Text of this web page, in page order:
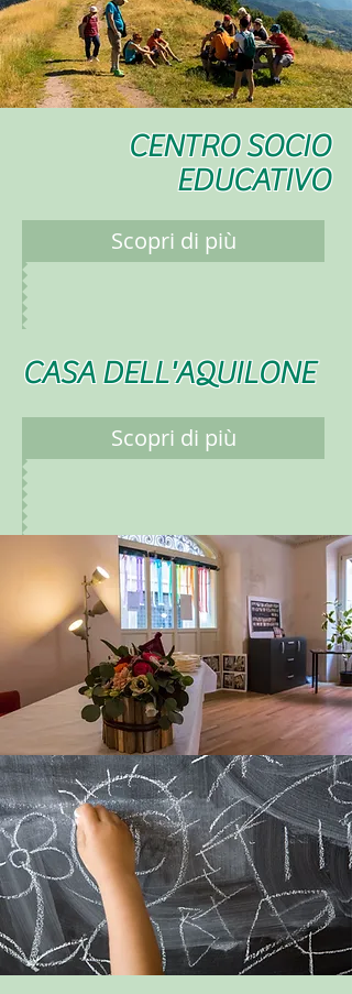
CENTRO SOCIO
EDUCATIVO
Scopri di più
CASA DELL'AQUILONE
Scopri di più